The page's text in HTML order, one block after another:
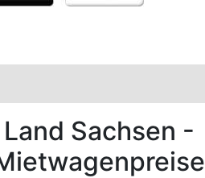
Sachsen -